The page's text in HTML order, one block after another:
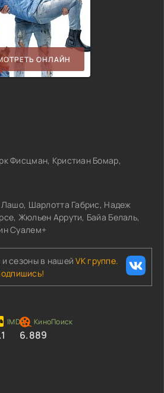
ОНЛАЙН
Фисцман, Кристиан Бомар,
Лашо, Шарлотта Габрис, Надеж
Жюльен Аррути, Байа Белаль,
Суалем+
и сезоны в нашейVK группе.
6.889